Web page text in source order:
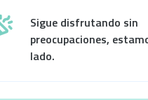
Sigue disfrutando sin
preocupaciones,
lado.